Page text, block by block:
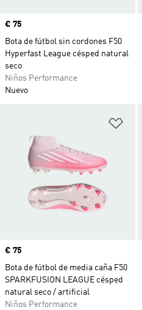
Precio
€ 75
Bota de fútbol sin cordones F50
Hyperfast League césped natural
seco
Niños Performance
Nuevo
Precio
€ 75
Bota de fútbol de media caña F50
SPARKFUSION LEAGUE césped
natural seco / artificial
Niños Performance